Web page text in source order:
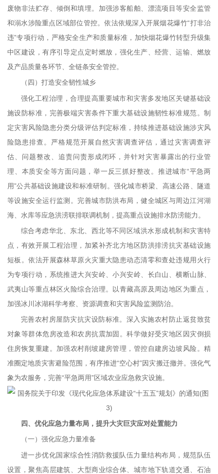
废物非法贮存、倾倒和填埋。加强涉客船舶、漂流项目等安全监管
和溺水涉险重点区域部位管控。依法依规深入开展烟花爆竹“打非治
违”专项行动，严格安全生产和质量标准，加快烟花爆竹转型升级集
中区建设，有序引导定点定时燃放，强化生产、经营、运输、燃放
及产品质量各环节、全链条安全管控。
（四）打造安全韧性城乡
强化工程治理，合理提高重要城市和灾害多发地区关键基础设
施设防标准，完善极端灾害条件下重大基础设施韧性标准规范。制
定灾害风险隐患分类分级评估判定标准，持续推进基础设施涉灾风
险隐患排查。严格规范开展自然灾害调查评估，通过灾害调查评
估、问题整改、追责问责形成闭环，并针对灾害暴露出的行业管
理、本质安全等方面问题，举一反三抓好整改。推进城市“平急两
用”公共基础设施建设和标准研制。强化城市桥梁、高速公路、隧道
等设施安全运行监测。完善城市防洪布局，健全城区与周边江河湖
海、水库等应急洪涝联排联调机制，提高重点设施排水防涝能力。
综合考虑华北、东北、西北等不同区域洪水形成机制和灾害特
点，有效开展工程治理，加紧补齐北方地区防洪排涝抗灾基础设施
短板。依法开展森林草原火灾重大隐患动态清零和查处违规用火行
为专项行动，系统推进大兴安岭、小兴安岭、长白山、横断山脉、
武夷山等重点林区火险综合治理。以青藏高原及周边地区为重点，
加强冰川冰湖科学考察、资源调查和灾害风险监测防治。
完善农村房屋防灾抗灾设防标准。深入实施农村防止返贫致贫
对象等群体危房改造和农房抗震加固。科学做好受灾地区因灾倒损
住房恢复重建。加强农村削坡建房管理，管控自建房边坡风险。精
准圈定地质灾害避险范围，有序推进“空心村”因灾搬迁撤并。强化气
象为农服务，完善“平急两用”区域农业应急救灾设施。
四、优化应急力量布局，提升大灾巨灾应对处置能力
（一）强化应急力量准备
进一步优化国家综合性消防救援队伍力量结构布局，规范队伍
设置，聚焦高层建筑、大型商业综合体、城市地下轨道交通、石油